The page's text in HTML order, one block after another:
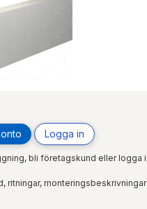
Logga in
bli företagskund eller logga
ritningar,